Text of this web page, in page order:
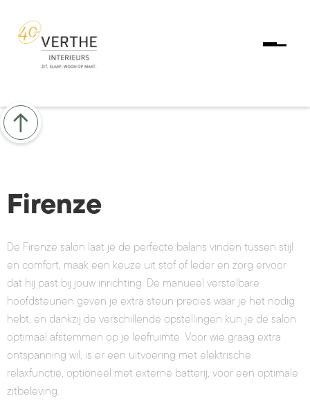
Firenze
De Firenze salon laat je de perfecte balans vinden tussen stijl
en comfort, maak een keuze uit stof of leder en zorg ervoor
dat hij past bij jouw inrichting. De manueel verstelbare
hoofdsteunen geven je extra steun precies waar je het nodig
hebt, en dankzij de verschillende opstellingen kun je de salon
optimaal afstemmen op je leefruimte. Voor wie graag extra
ontspanning wil, is er een uitvoering met elektrische
relaxfunctie, optioneel met externe batterij, voor een optimale
zitbeleving.